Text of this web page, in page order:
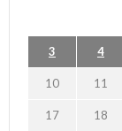
3 4
10 11
17 18